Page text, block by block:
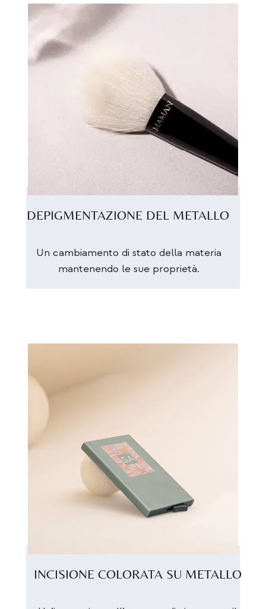
DEPIGMENTAZIONE DEL METALLO
Un cambiamento di stato della materia
mantenendo le sue proprietà.
INCISIONE COLORATA SU METALLO